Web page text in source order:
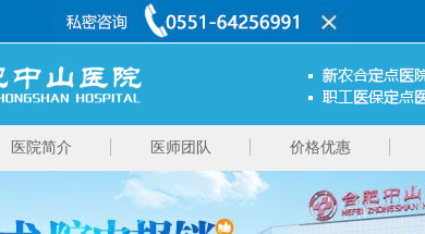
医院简介 医师团队 价格优惠